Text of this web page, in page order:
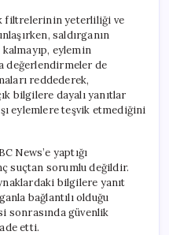
filtrelerinin yeterliliği ve
saldırganın
eylemin
değerlendirmeler de
reddederek,
bilgilere dayalı yanıtlar
eylemlere teşvik etmediğini
News’e yaptığı
suçtan sorumlu değildir.
bilgilere yanıt
bağlantılı olduğu
sonrasında güvenlik
etti.